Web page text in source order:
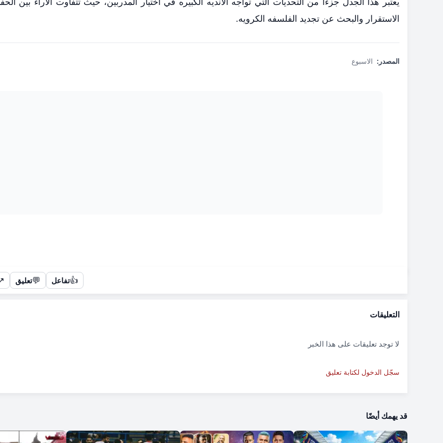
الاستقرار والبحث عن تجديد الفلسفه الكرويه.
المصدر: الاسبوع
👍تفاعل 💬تعليق
التعليقات
لا توجد تعليقات على هذا الخبر
سجّل الدخول لكتابة تعليق
قد يهمك أيضًا